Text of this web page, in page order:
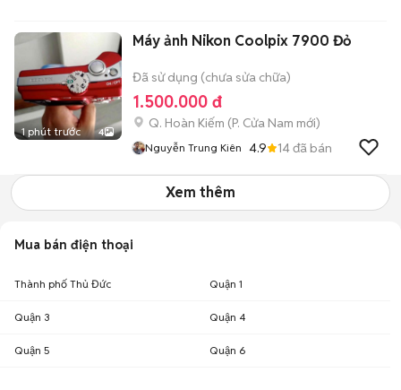
1 phút trước 4
Máy ảnh Nikon Coolpix 7900 Đỏ
Đã sử dụng (chưa sửa chữa)
1.500.000 đ
Q. Hoàn Kiếm (P. Cửa Nam mới)
Nguyễn Trung Kiên 4.9 14đã bán
Xem thêm
Mua bán điện thoại
Thành phố Thủ Đức Quận 1
Quận 3 Quận 4
Quận 5 Quận 6